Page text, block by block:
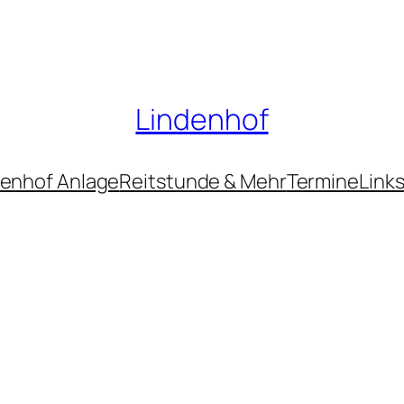
Lindenhof
AnlageReitstunde & MehrTermineLinks